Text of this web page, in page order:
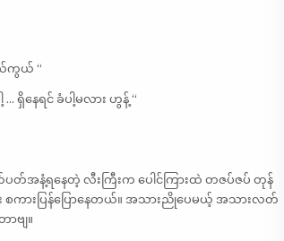
ယ်ကွယ် “
ရှိနေရင် ခံပါ့မလား ဟွန့် “
တ်အနံ့ရနေတဲ့ လီးကြီးက ပေါင်ကြားထဲ တဇပ်ဇပ် တုန်
စကားပြန်ပြောနေတယ်။ အသားညိုပေမယ့် အသားလတ်
ဗျ။